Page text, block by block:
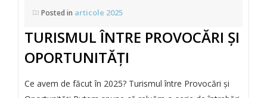
Posted in articole 2025
TURISMUL ÎNTRE PROVOCĂRI ȘI
OPORTUNITĂȚI
Ce avem de făcut în 2025? Turismul între Provocări și